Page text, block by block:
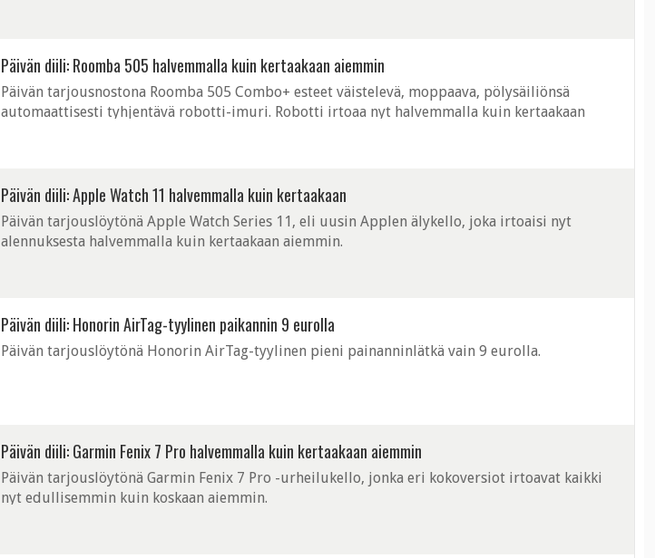
Päivän diili: Roomba 505 halvemmalla kuin kertaakaan aiemmin
Päivän tarjousnostona Roomba 505 Combo+ esteet väistelevä, moppaava, pölysäiliönsä
automaattisesti tyhjentävä robotti-imuri. Robotti irtoaa nyt halvemmalla kuin kertaakaan
Päivän diili: Apple Watch 11 halvemmalla kuin kertaakaan
Päivän tarjouslöytönä Apple Watch Series 11, eli uusin Applen älykello, joka irtoaisi nyt
alennuksesta halvemmalla kuin kertaakaan aiemmin.
Päivän diili: Honorin AirTag-tyylinen paikannin 9 eurolla
Päivän tarjouslöytönä Honorin AirTag-tyylinen pieni painanninlätkä vain 9 eurolla.
Päivän diili: Garmin Fenix 7 Pro halvemmalla kuin kertaakaan aiemmin
Päivän tarjouslöytönä Garmin Fenix 7 Pro -urheilukello, jonka eri kokoversiot irtoavat kaikki
nyt edullisemmin kuin koskaan aiemmin.